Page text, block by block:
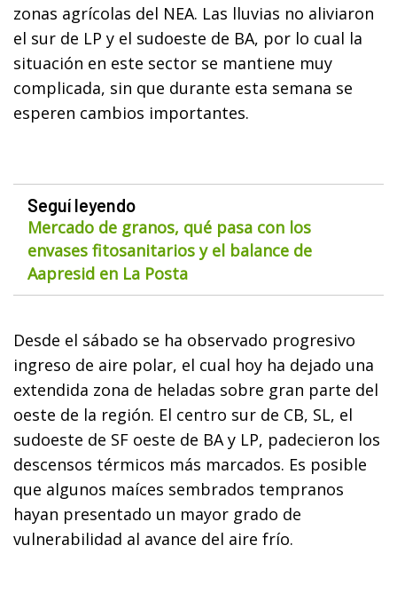
zonas agrícolas del NEA. Las lluvias no aliviaron
el sur de LP y el sudoeste de BA, por lo cual la
situación en este sector se mantiene muy
complicada, sin que durante esta semana se
esperen cambios importantes.
Seguí leyendo
Mercado de granos, qué pasa con los
envases fitosanitarios y el balance de
Aapresid en La Posta
Desde el sábado se ha observado progresivo
ingreso de aire polar, el cual hoy ha dejado una
extendida zona de heladas sobre gran parte del
oeste de la región. El centro sur de CB, SL, el
sudoeste de SF oeste de BA y LP, padecieron los
descensos térmicos más marcados. Es posible
que algunos maíces sembrados tempranos
hayan presentado un mayor grado de
vulnerabilidad al avance del aire frío.